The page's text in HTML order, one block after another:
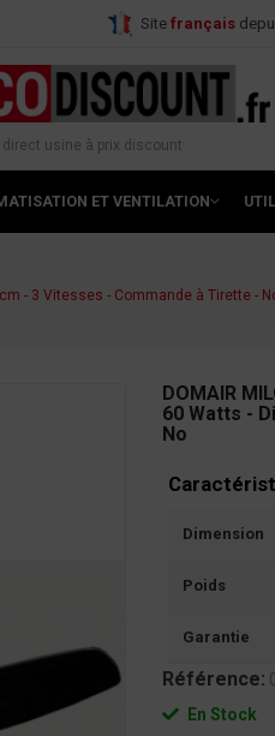
Site français
direct usine à prix discount
ET VENTILATION
- 3 Vitesses - Commande à Tirette -
DOMAIR
60 Watts -
No
Dimension
Poids
Garantie
Référence:
En Stock